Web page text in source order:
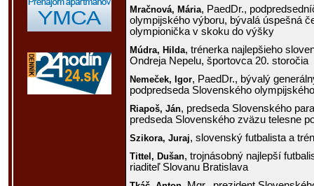
Mračnová, Mária, PaedDr.,
olympijského výboru, bývalá úspešná
olympionička v skoku do výšky
Múdra, Hilda, trénerka najlepšieho
Ondreja Nepelu, športovca 20. storočia
Nemeček, Igor, PaedDr., bývalý
podpredseda Slovenského
Riapoš, Ján, predseda Slovenského
predseda Slovenského zväzu telesne
Szikora, Juraj, slovenský futbalista a
Tittel, Dušan, trojnásobný najlepší
riaditeľ Slovanu Bratislava